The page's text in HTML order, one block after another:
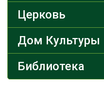
Церковь
Дом Культуры
Библиотека